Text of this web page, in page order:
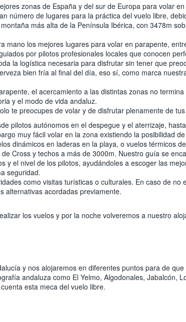
zonas de España y del sur de Europa para volar
número de lugares para la práctica del vuelo libre,
más alta de la Península Ibérica, con 3478m
mano los mejores lugares para volar en parapente,
por pilotos profesionales locales que conocen
la logística necesaria para disfrutar sin tener que
bien fría al final del día, eso sí, como marca
el acercamiento a las distintas zonas no termina
y el modo de vida andaluz.
te preocupes de volar y de disfrutar plenamente de
pilotos autónomos en el despegue y el aterrizaje,
muy fácil volar en la zona existiendo la posibilidad
dinámicos en laderas en la playa, o vuelos térmicos
Cross y techos a más de 3000m. Nuestro guía se
y el nivel de los pilotos, ayudándoles a escoger las
seguridad.
como visitas turísticas o culturales. En caso de no
alternativas acordadas previamente.
los vuelos y por la noche volveremos a nuestro
y nos alojaremos en diferentes puntos para de
andaluza como El Yelmo, Algodonales, Jabalcón,
esta meca del vuelo libre.